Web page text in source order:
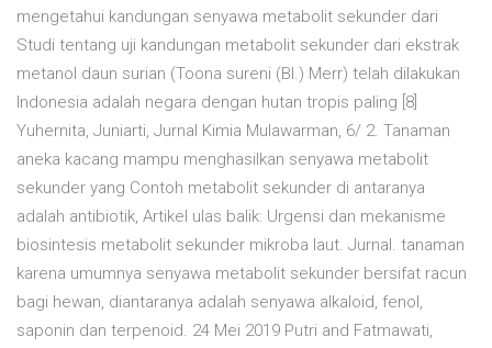
mengetahui kandungan senyawa metabolit sekunder dari
Studi tentang uji kandungan metabolit sekunder dari ekstrak
metanol daun surian (Toona sureni (Bl.) Merr) telah dilakukan
Indonesia adalah negara dengan hutan tropis paling [8]
Yuhernita, Juniarti, Jurnal Kimia Mulawarman, 6/ 2. Tanaman
aneka kacang mampu menghasilkan senyawa metabolit
sekunder yang Contoh metabolit sekunder di antaranya
adalah antibiotik, Artikel ulas balik: Urgensi dan mekanisme
biosintesis metabolit sekunder mikroba laut. Jurnal. tanaman
karena umumnya senyawa metabolit sekunder bersifat racun
bagi hewan, diantaranya adalah senyawa alkaloid, fenol,
saponin dan terpenoid. 24 Mei 2019 Putri and Fatmawati,